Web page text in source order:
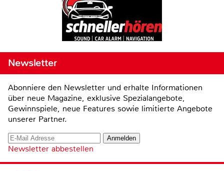
Newsletter
Abonniere den Newsletter und erhalte Informationen
über neue Magazine, exklusive Spezialangebote,
Gewinnspiele, neue Features sowie limitierte Angebote
unserer Partner.
Newsletter abbestellen